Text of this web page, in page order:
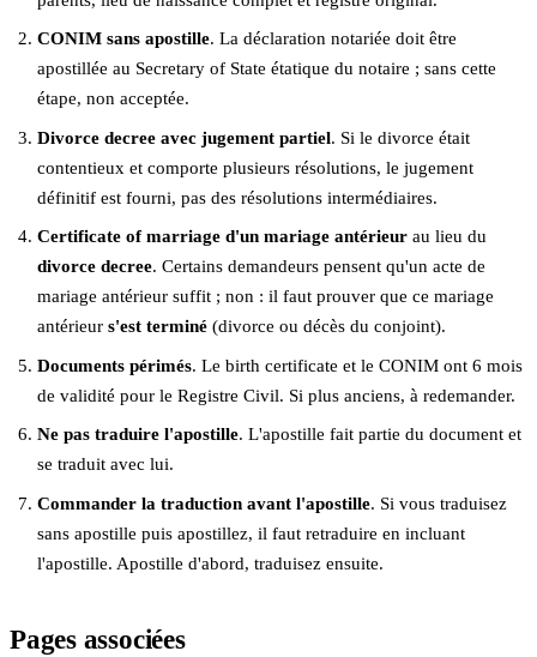
CONIM sans apostille. La déclaration notariée doit être
apostillée au Secretary of State étatique du notaire ; sans cette
étape, non acceptée.
Divorce decree avec jugement partiel. Si le divorce était
contentieux et comporte plusieurs résolutions, le jugement
définitif est fourni, pas des résolutions intermédiaires.
Certificate of marriage d'un mariage antérieurau lieu du
divorce decree. Certains demandeurs pensent qu'un acte de
mariage antérieur suffit ; non : il faut prouver que ce mariage
antérieur s'est terminé(divorce ou décès du conjoint).
Documents périmés. Le birth certificate et le CONIM ont 6 mois
de validité pour le Registre Civil. Si plus anciens, à redemander.
Ne pas traduire l'apostille. L'apostille fait partie du document et
se traduit avec lui.
Commander la traduction avant l'apostille. Si vous traduisez
sans apostille puis apostillez, il faut retraduire en incluant
l'apostille. Apostille d'abord, traduisez ensuite.
Pages associées